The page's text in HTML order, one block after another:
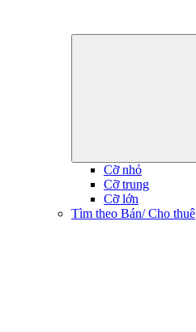
Cỡ nhỏ
Cỡ trung
Cỡ lớn
Tìm theo Bán/ Cho thuê